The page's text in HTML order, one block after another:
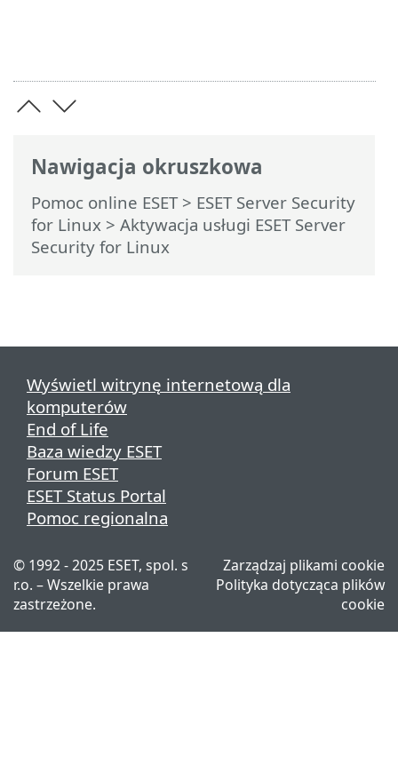
Nawigacja okruszkowa
Pomoc online ESET> ESET Server Security
for Linux > Aktywacja usługi ESET Server
Security for Linux
Wyświetl witrynę internetową dla
komputerów
End of Life
Baza wiedzy ESET
Forum ESET
ESET Status Portal
Pomoc regionalna
© 1992 - 2025 ESET, spol. s
r.o. – Wszelkie prawa
zastrzeżone.
Zarządzaj plikami cookie
Polityka dotycząca plików
cookie